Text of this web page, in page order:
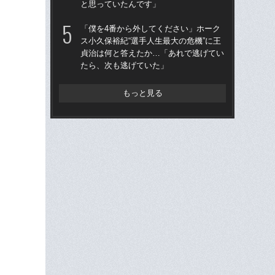
と思っていたんです」
「僕を4番から外してください」ホーク
ス小久保裕紀“選手人生最大の危機”に王
貞治は何と答えたか…「あれで逃げてい
たら、次も逃げていた」
もっと見る